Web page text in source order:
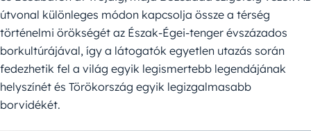
útvonal különleges módon kapcsolja össze a térség
történelmi örökségét az Észak-Égei-tenger évszázados
borkultúrájával, így a látogatók egyetlen utazás során
fedezhetik fel a világ egyik legismertebb legendájának
helyszínét és Törökország egyik legizgalmasabb
borvidékét.